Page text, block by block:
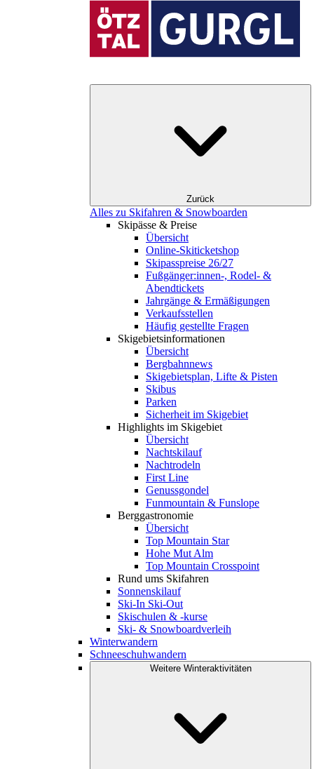
Zurück
Alles zu Skifahren & Snowboarden
Skipässe & Preise
Übersicht
Online-Skiticketshop
Skipasspreise 26/27
Fußgänger:innen-, Rodel- &
Abendtickets
Jahrgänge & Ermäßigungen
Verkaufsstellen
Häufig gestellte Fragen
Skigebiets­informationen
Übersicht
Bergbahnnews
Skigebietsplan, Lifte & Pisten
Skibus
Parken
Sicherheit im Skigebiet
Highlights im Skigebiet
Übersicht
Nachtskilauf
Nachtrodeln
First Line
Genussgondel
Funmountain & Funslope
Berggastronomie
Übersicht
Top Mountain Star
Hohe Mut Alm
Top Mountain Crosspoint
Rund ums Skifahren
Sonnenskilauf
Ski-In Ski-Out
Skischulen & -kurse
Ski- & Snowboardverleih
Winterwandern
Schneeschuhwandern
Weitere Winteraktivitäten